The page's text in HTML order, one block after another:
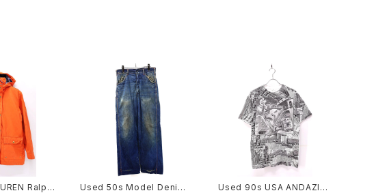
Ralph
Used 50s Model Denim
Used 90s USA ANDAZIA